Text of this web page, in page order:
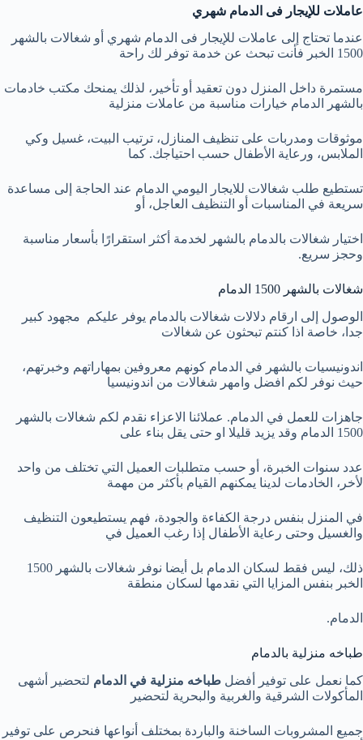
عاملات للإيجار فى الدمام شهري
عندما تحتاج إلى عاملات للإيجار فى الدمام شهري أو شغالات بالشهر
1500 الخبر فأنت تبحث عن خدمة توفر لك راحة
مستمرة داخل المنزل دون تعقيد أو تأخير، لذلك يمنحك مكتب خادمات
بالشهر الدمام خيارات مناسبة من عاملات منزلية
موثوقات ومدربات على تنظيف المنازل، ترتيب البيت، غسيل وكي
الملابس، ورعاية الأطفال حسب احتياجك. كما
تستطيع طلب شغالات للايجار اليومي الدمام عند الحاجة إلى مساعدة
سريعة في المناسبات أو التنظيف العاجل، أو
اختيار شغالات بالدمام بالشهر لخدمة أكثر استقرارًا بأسعار مناسبة
وحجز سريع.
شغالات بالشهر 1500 الدمام
الوصول إلى ارقام دلالات شغالات بالدمام يوفر عليكم مجهود كبير
جدا، خاصة اذا كنتم تبحثون عن شغالات
اندونيسيات بالشهر في الدمام كونهم معروفين بمهاراتهم وخبرتهم،
حيث نوفر لكم افضل وامهر شغالات من اندونيسيا
جاهزات للعمل في الدمام. عملائنا الاعزاء نقدم لكم شغالات بالشهر
1500 الدمام وقد يزيد قليلا او حتى يقل بناء على
عدد سنوات الخبرة، أو حسب متطلبات العميل التي تختلف من واحد
لأخر، الخادمات لدينا يمكنهم القيام بأكثر من مهمة
في المنزل بنفس درجة الكفاءة والجودة، فهم يستطيعون التنظيف
والغسيل وحتى رعاية الأطفال إذا رغب العميل في
ذلك، ليس فقط لسكان الدمام بل أيضا نوفر شغالات بالشهر 1500
الخبر بنفس المزايا التي نقدمها لسكان منطقة
الدمام.
طباخه منزلية بالدمام
كما نعمل على توفير أفضل طباخه منزلية في الدمام لتحضير أشهى
المأكولات الشرقية والغربية والبحرية لتحضير
جميع المشروبات الساخنة والباردة بمختلف أنواعها فنحرص على توفير